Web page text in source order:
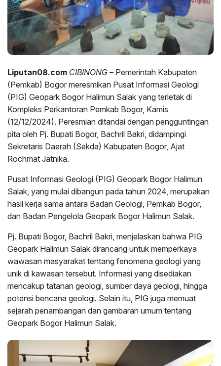
Liputan08.com CIBINONG – Pemerintah Kabupaten
(Pemkab) Bogor meresmikan Pusat Informasi Geologi
(PIG) Geopark Bogor Halimun Salak yang terletak di
Kompleks Perkantoran Pemkab Bogor, Kamis
(12/12/2024). Peresmian ditandai dengan pengguntingan
pita oleh Pj. Bupati Bogor, Bachril Bakri, didampingi
Sekretaris Daerah (Sekda) Kabupaten Bogor, Ajat
Rochmat Jatnika.
Pusat Informasi Geologi (PIG) Geopark Bogor Halimun
Salak, yang mulai dibangun pada tahun 2024, merupakan
hasil kerja sama antara Badan Geologi, Pemkab Bogor,
dan Badan Pengelola Geopark Bogor Halimun Salak.
Pj. Bupati Bogor, Bachril Bakri, menjelaskan bahwa PIG
Geopark Halimun Salak dirancang untuk memperkaya
wawasan masyarakat tentang fenomena geologi yang
unik di kawasan tersebut. Informasi yang disediakan
mencakup tatanan geologi, sumber daya geologi, hingga
potensi bencana geologi. Selain itu, PIG juga memuat
sejarah penambangan dan gambaran umum tentang
Geopark Bogor Halimun Salak.